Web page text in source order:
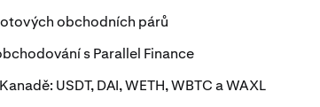
obchodních párů
s Parallel Finance
USDT, DAI, WETH, WBTC a WAXL